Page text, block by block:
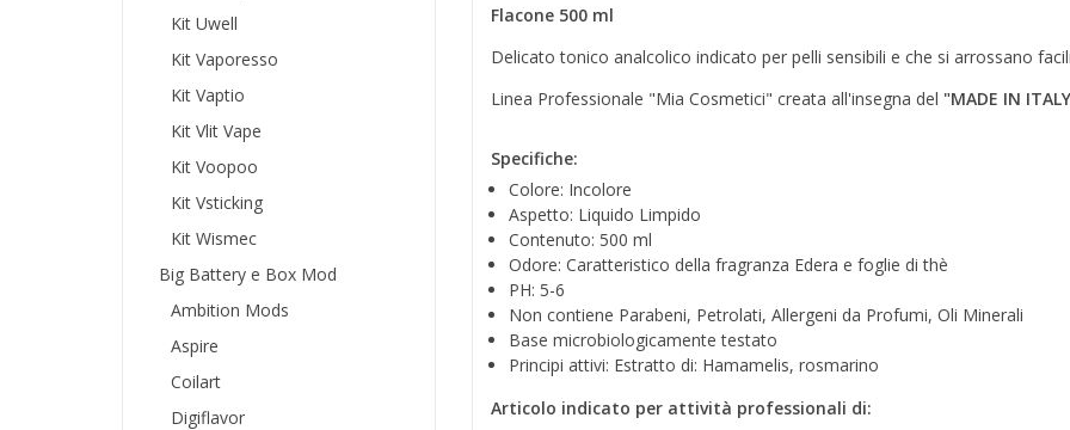
Kit Uwell
Kit Vaporesso
Kit Vaptio
Kit Vlit Vape
Kit Voopoo
Kit Vsticking
Kit Wismec
Big Battery e Box Mod
Ambition Mods
Aspire
Coilart
Digiflavor
Flacone 500 ml
Delicato tonico analcolico indicato per pelli sensibili e che si arrossano
Linea Professionale "Mia Cosmetici" creata all'insegna del "MADE IN
Specifiche:
Colore: Incolore
Aspetto: Liquido Limpido
Contenuto: 500 ml
Odore: Caratteristico della fragranza Edera e foglie di thè
PH: 5-6
Non contiene Parabeni, Petrolati, Allergeni da Profumi, Oli Minerali
Base microbiologicamente testato
Principi attivi: Estratto di: Hamamelis, rosmarino
Articolo indicato per attività professionali di: